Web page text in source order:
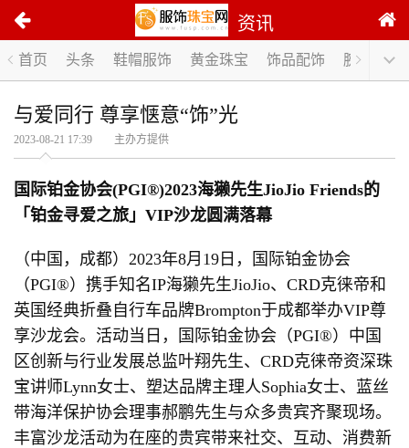
资讯
首页 头条 鞋帽服饰 黄金珠宝 饰品配饰 腕表手表
与爱同行 尊享惬意“饰”光
2023-08-21 17:39 主办方提供
国际铂金协会(PGI®)2023海獭先生JioJio Friends的
「铂金寻爱之旅」VIP沙龙圆满落幕
（中国，成都）2023年8月19日，国际铂金协会
（PGI®）携手知名IP海獭先生JioJio、CRD克徕帝和
英国经典折叠自行车品牌Brompton于成都举办VIP尊
享沙龙会。活动当日，国际铂金协会（PGI®）中国
区创新与行业发展总监叶翔先生、CRD克徕帝资深珠
宝讲师Lynn女士、塑达品牌主理人Sophia女士、蓝丝
带海洋保护协会理事郝鹏先生与众多贵宾齐聚现场。
丰富沙龙活动为在座的贵宾带来社交、互动、消费新